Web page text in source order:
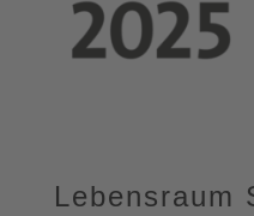
Lebensraum